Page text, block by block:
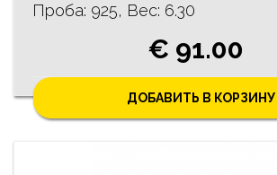
Проба: 925, Bес: 6.30
€ 91.00
ДОБАВИТЬ В КОРЗИНУ